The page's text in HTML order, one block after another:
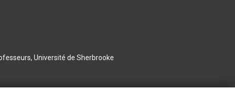
Université de Sherbrooke